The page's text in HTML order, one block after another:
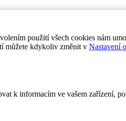
použití všech cookies nám
můžete kdykoliv změnit v Nastavení
k informacím ve vašem zařízení,